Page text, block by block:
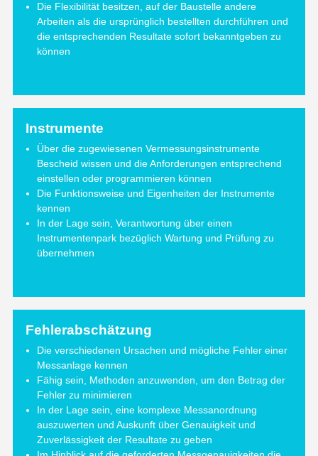
Die Flexibilität besitzen, auf der Baustelle andere
Arbeiten als die ursprünglich bestellten durchführen und
die entsprechenden Resultate sofort bekanntgeben zu
können
Instrumente
Über die zugewiesenen Vermessungsinstrumente
Bescheid wissen und die Anforderungen entsprechend
einstellen oder programmieren können
Die Funktionsweise und Eigenheiten der Instrumente
kennen
In der Lage sein, Verantwortung über einen
Instrumentenpark bezüglich Wartung und Prüfung zu
übernehmen
Fehlerabschätzung
Die verschiedenen Ursachen und mögliche Fehler einer
Messanlage kennen
Fähig sein, Methoden anzuwenden, um den Betrag der
Fehler zu minimieren
In der Lage sein, eine komplexe Messanordnung
auszuwerten und Auskunft über Genauigkeit und
Zuverlässigkeit der Resultate zu geben